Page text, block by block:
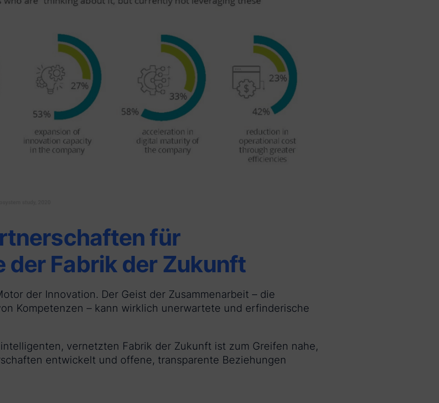
für
der Fabrik der Zukunft
der Innovation. Der Geist der Zusammenarbeit – die
Kompetenzen – kann wirklich unerwartete und erfinderische
vernetzten Fabrik der Zukunft ist zum Greifen nahe,
entwickelt und offene, transparente Beziehungen